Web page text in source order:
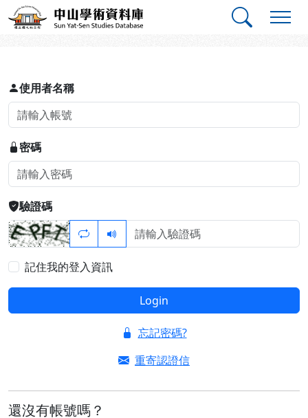
跳到主要內容
中山學術資料庫
登入
使用者名稱
密碼
驗證碼
記住我的登入資訊
Login
忘記密碼?
重寄認證信
還沒有帳號嗎？